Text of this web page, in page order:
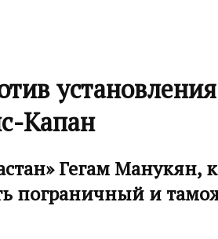
Капан
Гегам Манукян,
пограничный и